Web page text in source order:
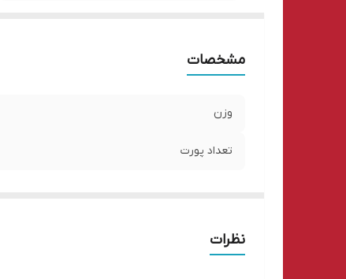
مشخصات
وزن
تعداد پورت‌
نظرات